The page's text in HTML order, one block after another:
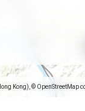
Kong), ©